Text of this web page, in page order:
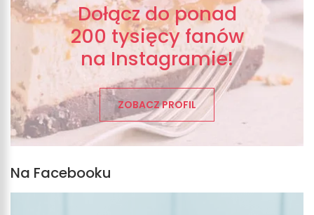
Dołącz do ponad
200 tysięcy fanów
na Instagramie!
ZOBACZ PROFIL
Na Facebooku